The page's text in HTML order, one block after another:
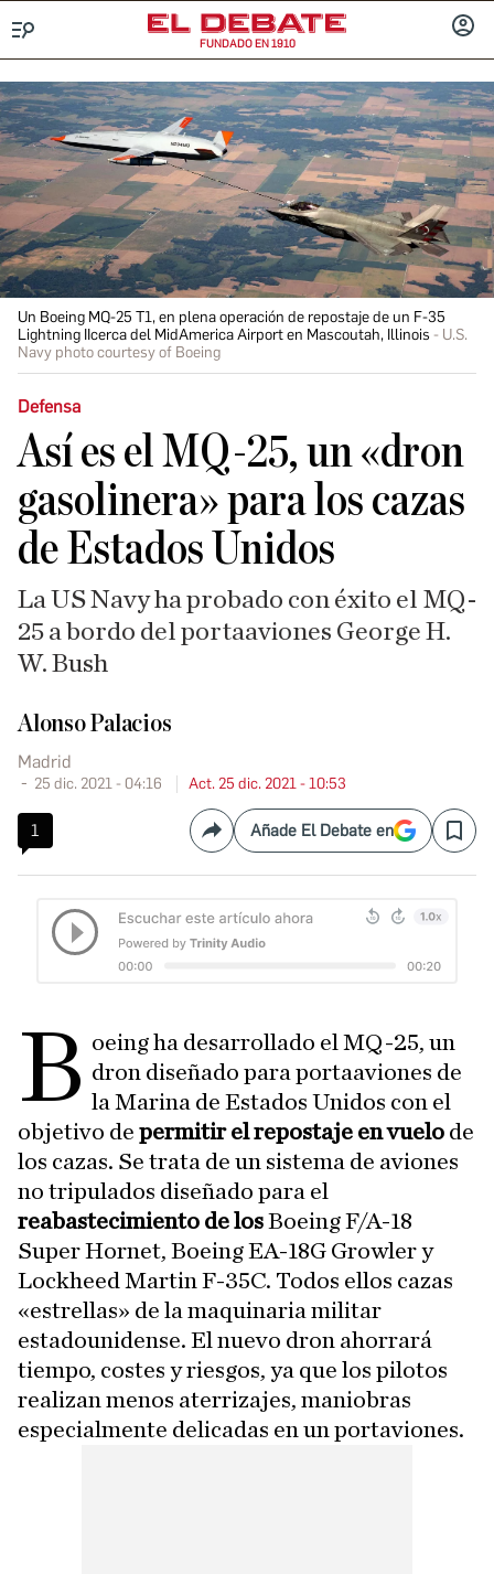
FUNDADO EN 1910
Un Boeing MQ-25 T1, en plena operación de repostaje de un F-35
Lightning IIcerca del MidAmerica Airport en Mascoutah, Illinois
U.S.
Navy photo courtesy of Boeing
Defensa
Así es el MQ-25, un «dron
gasolinera» para los cazas
de Estados Unidos
La US Navy ha probado con éxito el MQ-
25 a bordo del portaaviones George H.
W. Bush
Alonso Palacios
Madrid
25 dic. 2021 - 04:16 Act. 25 dic. 2021 - 10:53
1 CompartirAñade El Debate en Save
B oeing ha desarrollado el MQ-25, un
dron diseñado para portaaviones de
la Marina de Estados Unidos con el
objetivo de permitir el repostaje en vuelo de
los cazas. Se trata de un sistema de aviones
no tripulados diseñado para el
reabastecimiento de losBoeing F/A-18
Super Hornet, Boeing EA-18G Growler y
Lockheed Martin F-35C. Todos ellos cazas
«estrellas» de la maquinaria militar
estadounidense. El nuevo dron ahorrará
tiempo, costes y riesgos, ya que los pilotos
realizan menos aterrizajes, maniobras
especialmente delicadas en un portaviones.